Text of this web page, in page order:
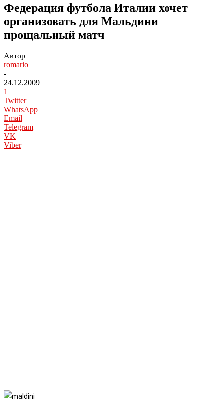
Федерация футбола Италии хочет
организовать для Мальдини
прощальный матч
Автор
romario
-
24.12.2009
1
Twitter
WhatsApp
Email
Telegram
VK
Viber